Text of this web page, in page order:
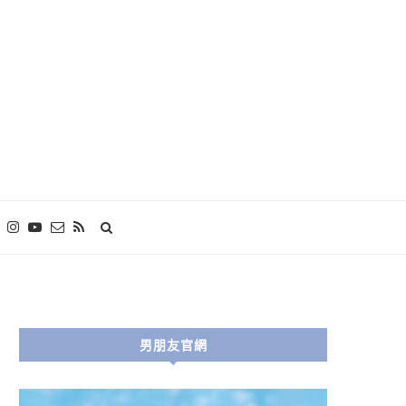
男朋友官網